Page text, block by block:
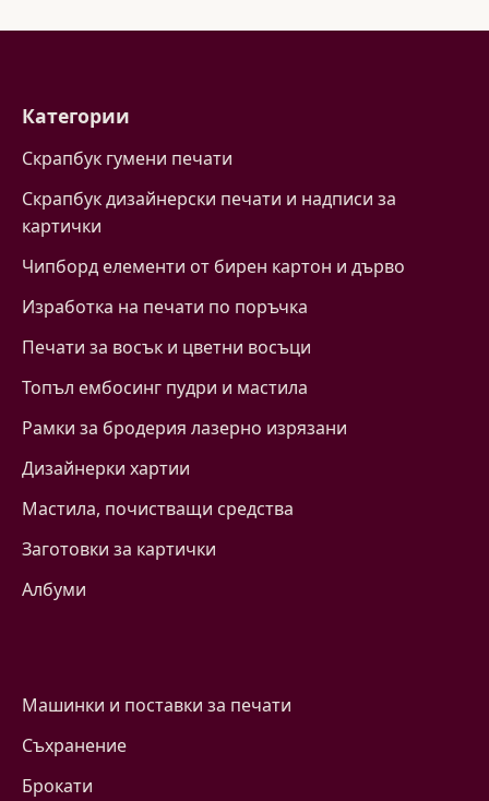
Категории
Скрапбук гумени печати
Скрапбук дизайнерски печати и надписи за
картички
Чипборд елементи от бирен картон и дърво
Изработка на печати по поръчка
Печати за восък и цветни восъци
Топъл ембосинг пудри и мастила
Рамки за бродерия лазерно изрязани
Дизайнерки хартии
Mастила, почистващи средства
Заготовки за картички
Албуми
Машинки и поставки за печати
Съхранение
Брокати